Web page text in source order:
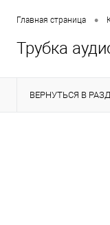
Главная страница •
Трубка
ВЕРНУТЬСЯ В